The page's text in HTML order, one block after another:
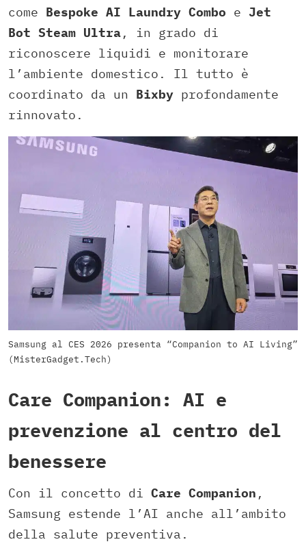
come Bespoke AI Laundry Combo e Jet
Bot Steam Ultra, in grado di
riconoscere liquidi e monitorare
l’ambiente domestico. Il tutto è
coordinato da un Bixby profondamente
rinnovato.
Samsung al CES 2026 presenta “Companion to AI Living”
(MisterGadget.Tech)
Care Companion: AI e
prevenzione al centro del
benessere
Con il concetto di Care Companion ,
Samsung estende l’AI anche all’ambito
della salute preventiva.